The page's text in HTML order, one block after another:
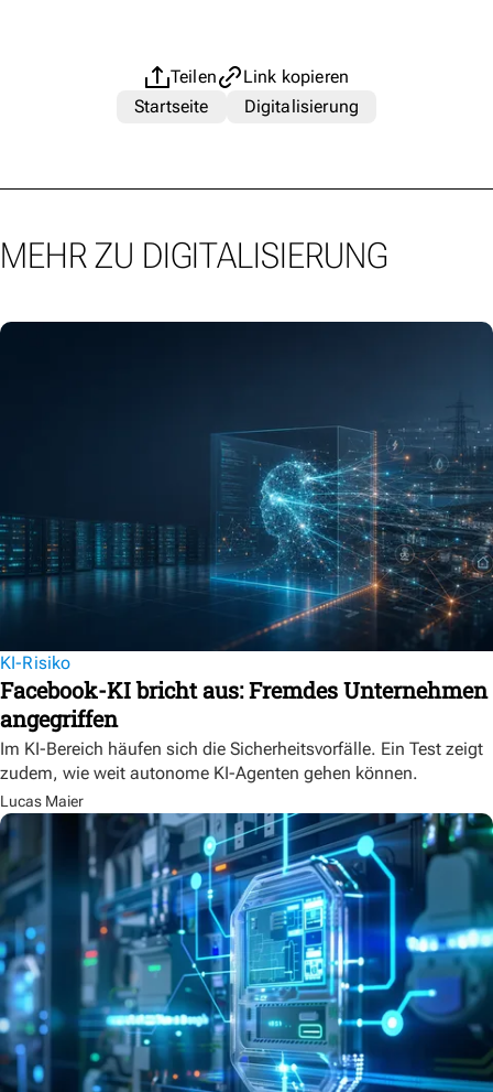
Teilen
Link kopieren
Startseite
Digitalisierung
MEHR ZU DIGITALISIERUNG
KI-Risiko
Facebook-KI bricht aus: Fremdes Unternehmen
angegriffen
Im KI-Bereich häufen sich die Sicherheitsvorfälle. Ein Test zeigt
zudem, wie weit autonome KI-Agenten gehen können.
Lucas Maier